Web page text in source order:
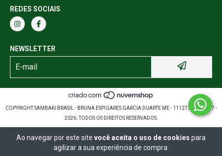
Ao navegar por este site você aceita o uso de cookies para
agilizar a sua experiência de compra.
REDES SOCIAIS
NEWSLETTER
COPYRIGHT SAMBAKI BRASIL - BRUNA ESPIGARES GARCIA DUARTE ME - 11127389000157 -
2026. TODOS OS DIREITOS RESERVADOS.